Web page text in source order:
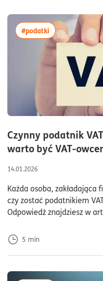
Czynny podatnik
warto być VAT-
14.01.2026
Każda osoba,
czy zostać podatnikiem
Odpowiedź znajdziesz w
5 min
#podatki więcej